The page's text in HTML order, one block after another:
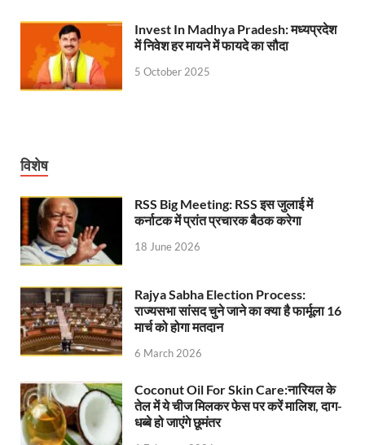
Nitin Nabin News: चुनाव में प्रचंड बहुमत में बीएलए 2 ने
Northern Railway News: उत्तर रेलवे ने हिमाचल
CM Yogi meets Sify Chairman Raju Vegesna:
Nitin Nabin Bihar Visit: बिहार दौरे पर रहेंगे बीजेपी के
UP Vidhan Sabha Budget: योगी सरकार ने
UP Vidhan Sabha:देश में दो नमूने हैं, जब कोई चर्चा
FCI News: पहली बार फूड कॉर्पोरेशन ऑफ इंडिया (FCI)
Shakti Sadan Yojana: संकटग्रस्त महिलाओं के लिए
Invest In Madhya Pradesh: मध्यप्रदेश
में निवेश हर मायने में फायदे का सौदा
5 October 2025
विशेष
RSS Big Meeting: RSS इस जुलाई में
कर्नाटक में प्रांत प्रचारक बैठक करेगा
18 June 2026
Rajya Sabha Election Process:
राज्यसभा सांसद चुने जाने का क्या है फार्मूला 16
मार्च को होगा मतदान
6 March 2026
Coconut Oil For Skin Care:नारियल के
तेल में ये चीज मिलकर फेस पर करें मालिश, दाग-
धब्बे हो जाएंगे छूमंतर